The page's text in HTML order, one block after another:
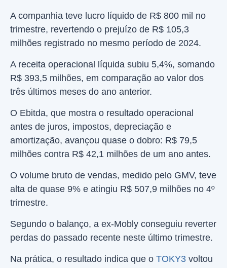
A companhia teve lucro líquido de R$ 800 mil no
trimestre, revertendo o prejuízo de R$ 105,3
milhões registrado no mesmo período de 2024.
A receita operacional líquida subiu 5,4%, somando
R$ 393,5 milhões, em comparação ao valor dos
três últimos meses do ano anterior.
O Ebitda, que mostra o resultado operacional
antes de juros, impostos, depreciação e
amortização, avançou quase o dobro: R$ 79,5
milhões contra R$ 42,1 milhões de um ano antes.
O volume bruto de vendas, medido pelo GMV, teve
alta de quase 9% e atingiu R$ 507,9 milhões no 4º
trimestre.
Segundo o balanço, a ex-Mobly conseguiu reverter
perdas do passado recente neste último trimestre.
Na prática, o resultado indica que o TOKY3 voltou